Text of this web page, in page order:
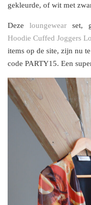
gekleurde, of wit met
Deze loungewear set,
Hoodie Cuffed Joggers
items op de site, zijn nu
code PARTY15. Een